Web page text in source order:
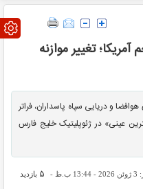
تغییر موازنه
و دریایی سپاه پاسداران، فراتر
عینی» در ژئوپلیتیک خلیج فارس
-
5 بازدید